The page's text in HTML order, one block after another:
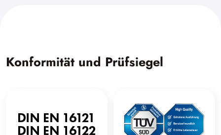
Konformität und Prüfsiegel